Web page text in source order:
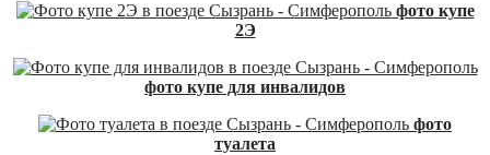
фото купе
2Э
фото купе для инвалидов
фото
туалета